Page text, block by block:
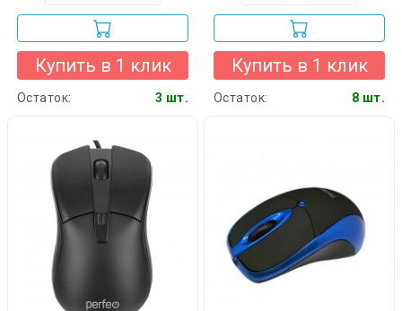
Купить в 1 клик
Остаток: 3 шт.
Купить в 1 клик
Остаток: 8 шт.